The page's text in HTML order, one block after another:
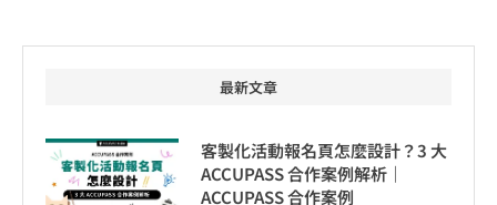
最新文章
客製化活動報名頁怎麼設計？3 大
ACCUPASS 合作案例解析｜
ACCUPASS 合作案例